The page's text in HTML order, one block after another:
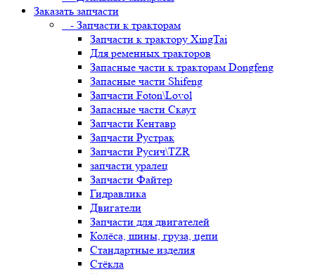
Заказать запчасти
- Запчасти к тракторам
Запчасти к трактору XingTai
Для ременных тракторов
Запасные части к тракторам Dongfeng
Запасные части Shifeng
Запчасти Foton\Lovol
Запасные части Скаут
Запчасти Кентавр
Запчасти Рустрак
Запчасти Русич\TZR
запчасти уралец
Запчасти Файтер
Гидравлика
Двигатели
Запчасти для двигателей
Колёса, шины, груза, цепи
Стандартные изделия
Стёкла